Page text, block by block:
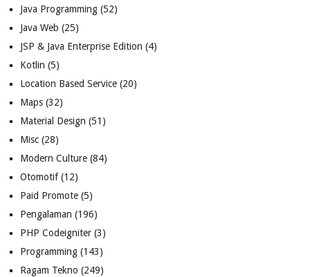
Java Programming(52)
Java Web (25)
JSP & Java Enterprise Edition (4)
Kotlin (5)
Location Based Service(20)
Maps(32)
Material Design (51)
Misc(28)
Modern Culture(84)
Otomotif(12)
Paid Promote(5)
Pengalaman (196)
PHP Codeigniter(3)
Programming(143)
Ragam Tekno (249)